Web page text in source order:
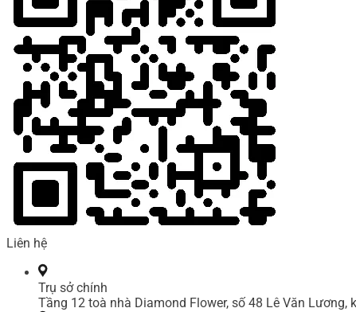
Liên hệ
Trụ sở chính
Tầng 12 toà nhà Diamond Flower, số 48 Lê Văn